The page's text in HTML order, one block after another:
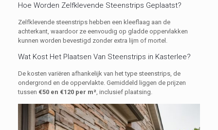
Hoe Worden Zelfklevende Steenstrips Geplaatst?
Zelfklevende steenstrips hebben een kleeflaag aan de
achterkant, waardoor ze eenvoudig op gladde oppervlakken
kunnen worden bevestigd zonder extra lijm of mortel.
Wat Kost Het Plaatsen Van Steenstrips in Kasterlee?
De kosten variëren afhankelijk van het type steenstrips, de
ondergrond en de oppervlakte. Gemiddeld liggen de prijzen
tussen €50 en €120 per m², inclusief plaatsing.